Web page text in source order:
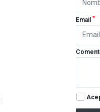
Email*